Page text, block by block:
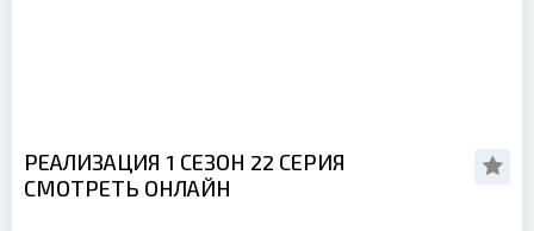
РЕАЛИЗАЦИЯ 1 СЕЗОН 22 СЕРИЯ
СМОТРЕТЬ ОНЛАЙН